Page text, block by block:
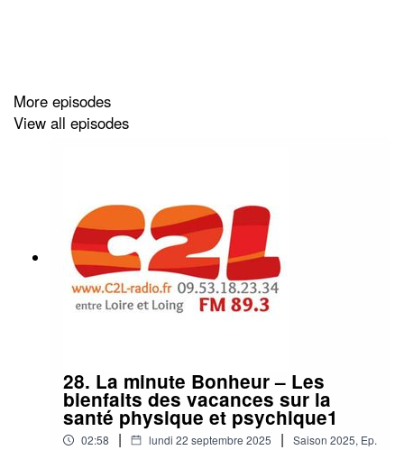
More episodes
View all episodes
28. La minute Bonheur – Les
bienfaits des vacances sur la
santé physique et psychique1
02:58 | lundi 22 septembre 2025 | Saison 2025, Ep.